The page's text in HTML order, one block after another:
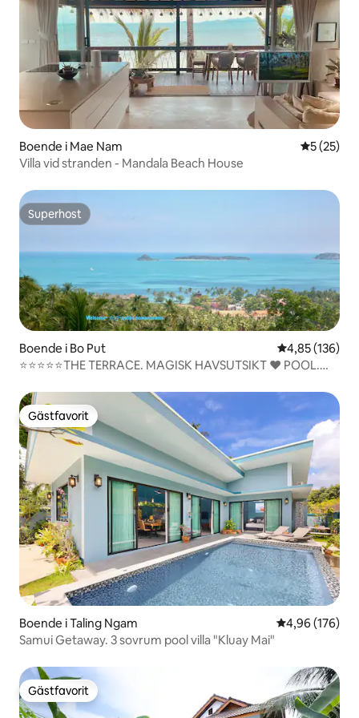
Boende i Mae Nam 5 av 5 i
5 (25)
Villa vid stranden - Mandala Beach House
Superhost
Superhost
Boende i Bo Put 4,85 av 5 i
4,85 (136)
⭐⭐⭐⭐⭐THE TERRACE. MAGISK HAVSUTSIKT ❤️ POOL.
Gästfavorit
Gästfavorit
Boende i Taling Ngam 4,96 av 5 i
4,96 (176)
Samui Getaway. 3 sovrum pool villa "Kluay Mai"
Gästfavorit
Gästfavorit